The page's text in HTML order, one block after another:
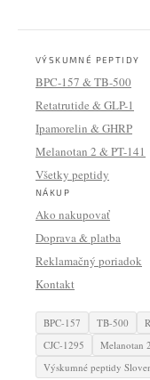
VÝSKUMNÉ PEPTIDY
BPC-157 & TB-500
Retatrutide & GLP-1
Ipamorelin & GHRP
Melanotan 2 & PT-141
Všetky peptidy
NÁKUP
Ako nakupovať
Doprava & platba
Reklamačný poriadok
Kontakt
BPC-157 TB-500
CJC-1295
Melanotan 2
Výskumné peptidy